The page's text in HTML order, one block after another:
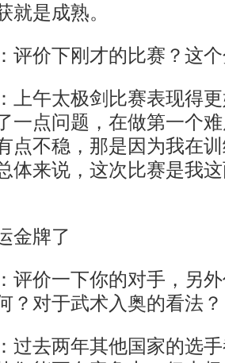
就是成熟。
价下刚才的比赛？这个
午太极剑比赛表现得更
一点问题，在做第一个
点不稳，那是因为我在
体来说，这次比赛是我
牌了
价一下你的对手，另外
？对于武术入奥的看法？
去两年其他国家的选手